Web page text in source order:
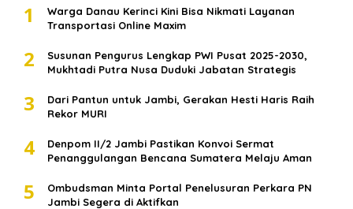
1
Warga Danau Kerinci Kini Bisa Nikmati Layanan
Transportasi Online Maxim
2
Susunan Pengurus Lengkap PWI Pusat 2025-2030,
Mukhtadi Putra Nusa Duduki Jabatan Strategis
3
Dari Pantun untuk Jambi, Gerakan Hesti Haris Raih
Rekor MURI
4
Denpom II/2 Jambi Pastikan Konvoi Sermat
Penanggulangan Bencana Sumatera Melaju Aman
5
Ombudsman Minta Portal Penelusuran Perkara PN
Jambi Segera di Aktifkan